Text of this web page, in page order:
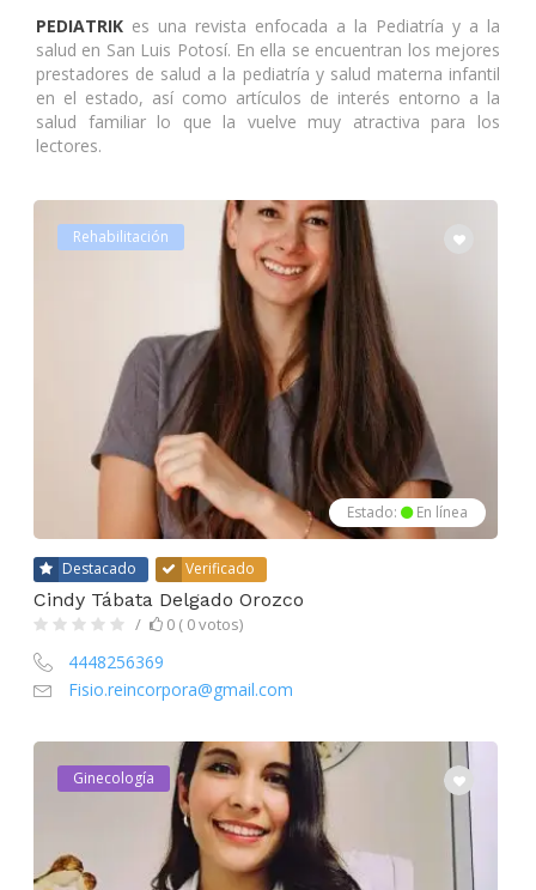
PEDIATRIK es una revista enfocada a la Pediatría y a la
salud en San Luis Potosí. En ella se encuentran los mejores
prestadores de salud a la pediatría y salud materna infantil
en el estado, así como artículos de interés entorno a la
salud familiar lo que la vuelve muy atractiva para los
lectores.
Rehabilitación
Estado: En línea
Destacado Verificado
Cindy Tábata Delgado Orozco
0 ( 0 votos)
4448256369
Fisio.reincorpora@gmail.com
Ginecología